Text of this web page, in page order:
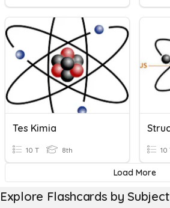
Tes Kimia
10 T 8th 10
Load More
Explore Flashcards by Subject